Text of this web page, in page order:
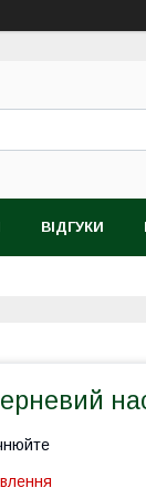
ВІДГУКИ